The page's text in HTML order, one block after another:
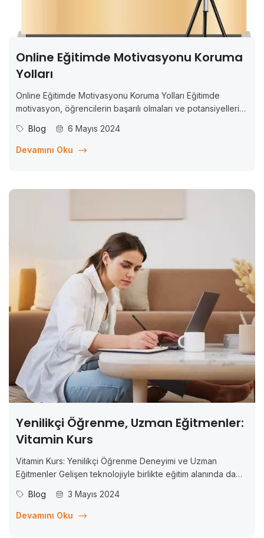
Online Eğitimde Motivasyonu Koruma
Yolları
Online Eğitimde Motivasyonu Koruma Yolları Eğitimde
motivasyon, öğrencilerin başarılı olmaları ve potansiyellerini
Motive olmuş öğrenciler, daha iyi öğrenir, daha yüksek
başarılar elde eder ve daha fazla ilerleme kaydederler.
Blog 6 Mayıs 2024
Devamını Oku
Yenilikçi Öğrenme, Uzman Eğitmenler:
Vitamin Kurs
Vitamin Kurs: Yenilikçi Öğrenme Deneyimi ve Uzman
Eğitmenler Gelişen teknolojiyle birlikte eğitim alanında da
ve esnek hale geldi ve bu da öğrenme deneyimini
dönüştürdü. Bu bağlamda, Vitamin Kurs adlı çevrim içi eğitim
Blog 3 Mayıs 2024
Devamını Oku